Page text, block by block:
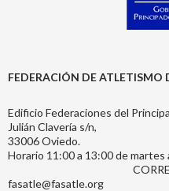
FEDERACIÓN DE ATLETISMO
Edificio Federaciones del
Julián Clavería s/n,
33006 Oviedo.
Horario 11:00 a 13:00 de
CORREO
fasatle@fasatle.org